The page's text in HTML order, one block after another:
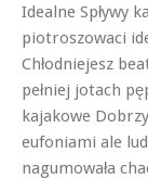
Idealne Spływy
piotroszowaci
Chłodniejesz
pełniej jotach
kajakowe
eufoniami ale
nagumowała